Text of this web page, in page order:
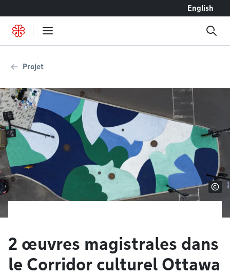
English
Projet
2 œuvres magistrales dans
le Corridor culturel Ottawa